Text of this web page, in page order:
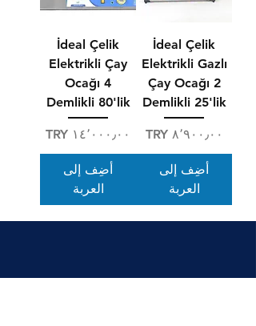
İdeal Çelik
Elektrikli Gazlı
Çay Ocağı 2
Demlikli 25'lik
السعر
أضِف إلى
العربة
İdeal Çelik
Elektrikli Çay
Ocağı 4
Demlikli 80'lik
السعر
أضِف إلى
العربة